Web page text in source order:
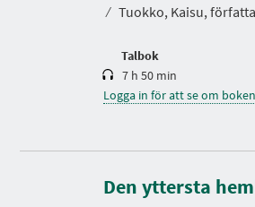
⁄ Tuokko, Kaisu,
Talbok
i
7 h 50 min
Logga in för att se om
Den yttersta
S
e
l